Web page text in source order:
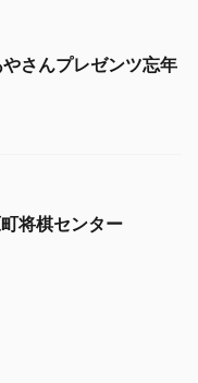
さんプレゼンツ忘年
将棋センター